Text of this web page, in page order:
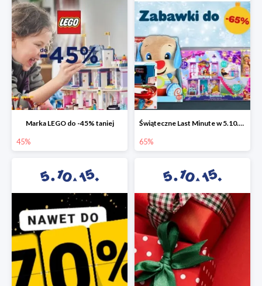
Marka LEGO do -45% taniej
45%
Świąteczne Last Minute w 5.10.15 - zabawki do -65%
65%